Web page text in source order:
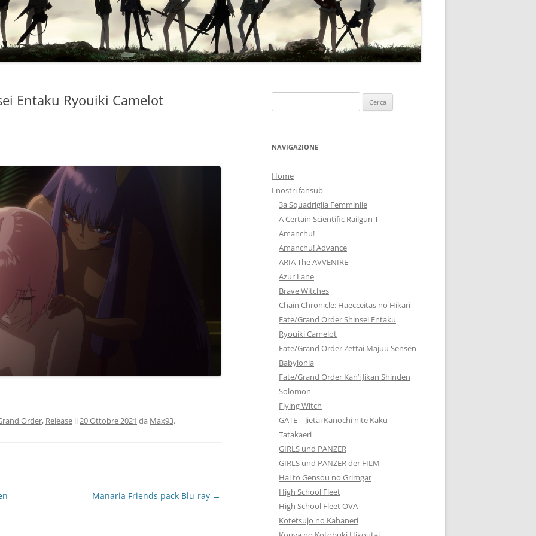
Entaku Ryouiki Camelot
Order, Release il20 Ottobre 2021 da Max93.
Manaria Friends pack Blu-ray →
per:
NAVIGAZIONE
Home
I nostri fansub
3a Squadriglia Femminile
A Certain Scientific Railgun T
Amanchu!
Amanchu! Advance
ARIA The AVVENIRE
Azur Lane
Brave Witches
Chain Chronicle: Haecceitas no Hikari
Fate/Grand Order Shinsei Entaku
Ryouiki Camelot
Fate/Grand Order Zettai Majuu Sensen
Babylonia
Fate/Grand Order Kan’i Jikan Shinden
Solomon
Flying Witch
GATE – Jietai Kanochi nite Kaku
Tatakaeri
GIRLS und PANZER
GIRLS und PANZER der FILM
Hai to Gensou no Grimgar
High School Fleet
High School Fleet OVA
Kotetsujo no Kabaneri